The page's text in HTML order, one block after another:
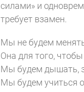
силами» и
требует взамен.
Мы не будем
Она для того,
Мы будем дышать,
Мы будем учиться